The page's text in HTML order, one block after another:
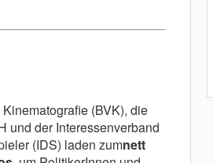
(BVK), die
und der Interessenverband
(IDS) laden zumnett